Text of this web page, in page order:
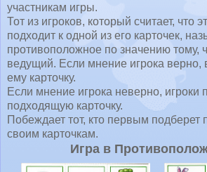
участникам игры.
Тот из игроков, который считает, что
подходит к одной из его карточек,
противоположное по значению тому,
ведущий. Если мнение игрока верно,
ему карточку.
Если мнение игрока неверно, игроки
подходящую карточку.
Побеждает тот, кто первым подберет
своим карточкам.
Игра в